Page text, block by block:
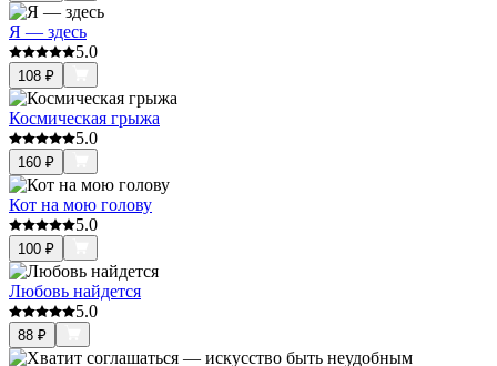
Я — здесь
5.0
108 ₽
Космическая грыжа
5.0
160 ₽
Кот на мою голову
5.0
100 ₽
Любовь найдется
5.0
88 ₽